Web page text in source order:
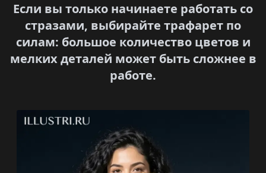
Если вы только начинаете работать со
стразами, выбирайте трафарет по
силам: большое количество цветов и
мелких деталей может быть сложнее в
работе.